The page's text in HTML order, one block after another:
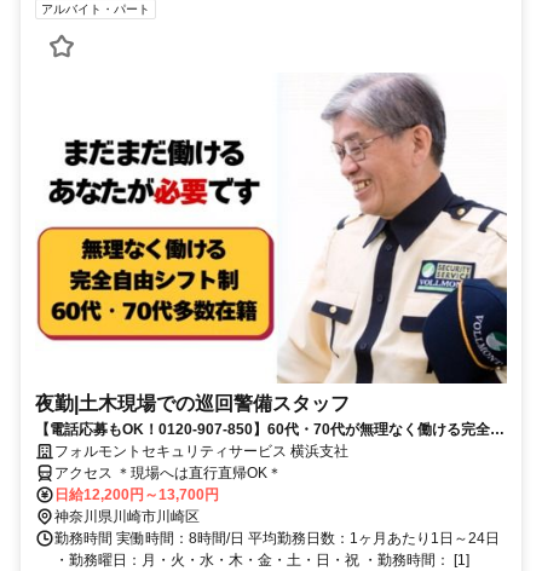
アルバイト・パート
夜勤|土木現場での巡回警備スタッフ
【電話応募もOK！0120-907-850】60代・70代が無理なく働ける完全自
由シフト♪日払いOK♪
フォルモントセキュリティサービス 横浜支社
アクセス ＊現場へは直行直帰OK＊
日給12,200円～13,700円
神奈川県川崎市川崎区
勤務時間 実働時間：8時間/日 平均勤務日数：1ヶ月あたり1日～24日
・勤務曜日：月・火・水・木・金・土・日・祝 ・勤務時間： [1]